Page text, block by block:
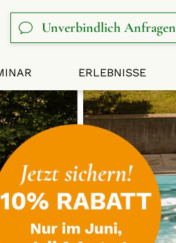
Unverbindlich Anfragen
ERLEBNISSE